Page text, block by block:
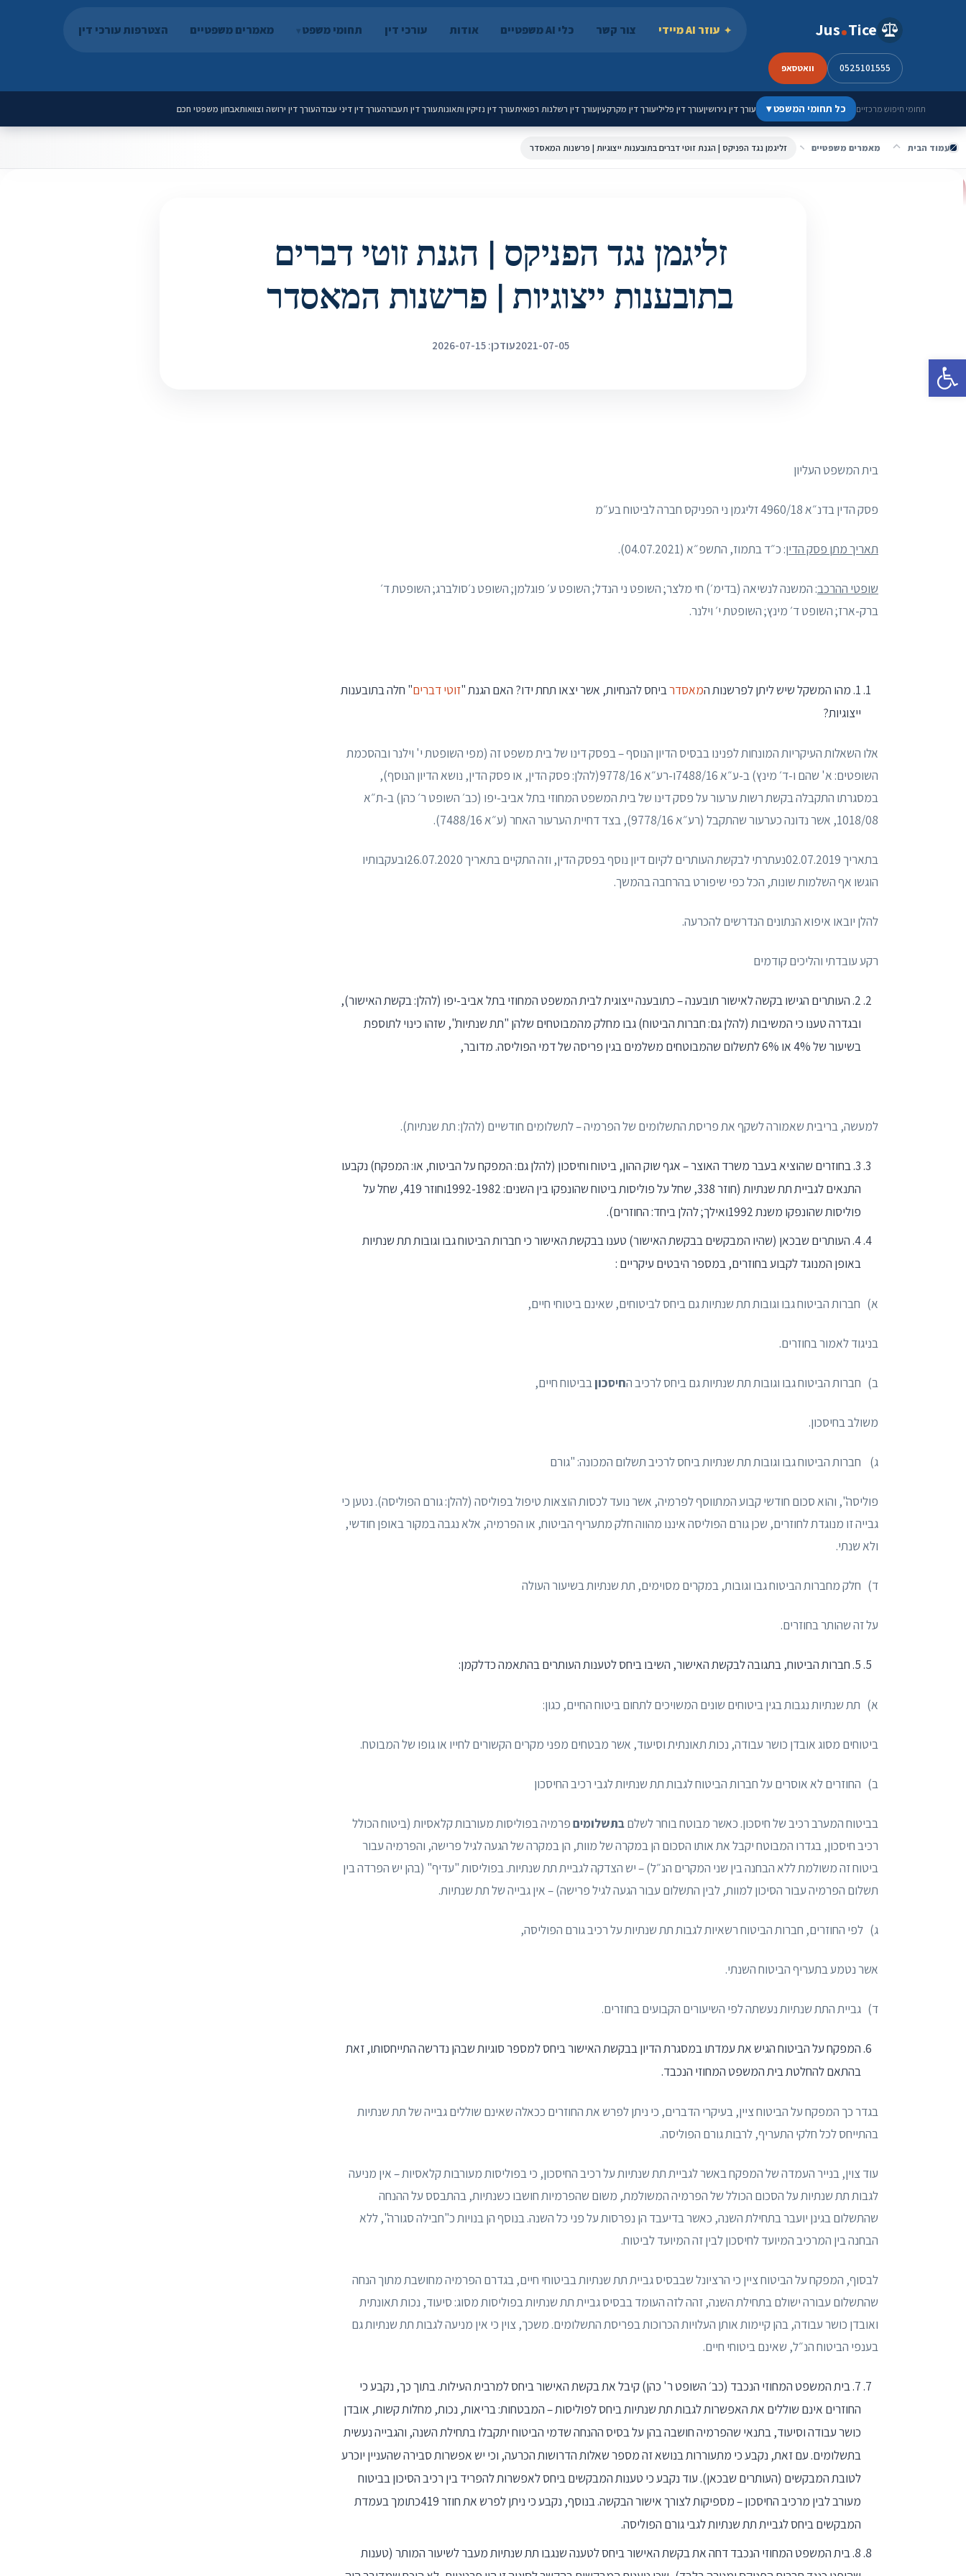
פתח סרגל נגישות
Jus Tice עוזר AI מיידי צור קשר כלי AI משפטיים אודות עורכי דין תחומי משפט מאמרים משפטיים הצטרפות עורכי דין
0525101555 וואטסאפ
תחומי חיפוש מרכזיים כל תחומי המשפט▾ עורך דין גירושיןעורך דין פליליעורך דין מקרקעיןעורך דין רשלנות רפואיתעורך דין נזיקין ותאונותעורך דין תעבורהעורך דין דיני עבודהעורך דין ירושה וצוואותאבחון משפטי חכם
עמוד הבית מאמרים משפטיים זליגמן נגד הפניקס | הגנת זוטי דברים בתובענות ייצוגיות | פרשנות המאסדר
זליגמן נגד הפניקס | הגנת זוטי דברים
בתובענות ייצוגיות | פרשנות המאסדר
2021-07-05עודכן: 2026-07-15
בית המשפט העליון
פסק הדין בדנ״א 4960/18 זליגמן ני הפניקס חברה לביטוח בע״מ
תאריך מתן פסק הדין: כ״ד בתמוז, התשפ״א (04.07.2021).
שופטי ההרכב: המשנה לנשיאה (בדימ׳) חי מלצר; השופט ני הנדל; השופט ע׳ פוגלמן; השופט נ׳סולברג; השופטת ד׳
ברק-ארז; השופט ד׳ מינץ; השופטת י׳ וילנר.
1. מהו המשקל שיש ליתן לפרשנות ה מאסדרביחס להנחיות, אשר יצאו תחת ידו? האם הגנת "זוטי דברים" חלה בתובענות
ייצוגיות?
אלו השאלות העיקריות המונחות לפנינו בבסיס הדיון הנוסף – בפסק דינו של בית משפט זה (מפי השופטת י' וילנר ובהסכמת
השופטים: א' שהם ו-ד׳ מינץ) ב-ע״א 7488/16ו-רע״א 9778/16(להלן: פסק הדין, או פסק הדין, נושא הדיון הנוסף),
במסגרתו התקבלה בקשת רשות ערעור על פסק דינו של בית המשפט המחוזי בתל אביב-יפו (כב׳ השופט ר׳ כהן) ב-ת״א
1018/08, אשר נדונה כערעור שהתקבל (רע״א 9778/16), בצד דחיית הערעור האחר (ע״א 7488/16).
בתאריך 02.07.2019נעתרתי לבקשת העותרים לקיום דיון נוסף בפסק הדין, וזה התקיים בתאריך 26.07.2020ובעקבותיו
הוגשו אף השלמות שונות, הכל כפי שיפורט בהרחבה בהמשך.
להלן יובאו איפוא הנתונים הנדרשים להכרעה.
רקע עובדתי והליכים קודמים
2. העותרים הגישו בקשה לאישור תובענה – כתובענה ייצוגית לבית המשפט המחוזי בתל אביב-יפו (להלן: בקשת האישור),
ובגדרה טענו כי המשיבות (להלן גם: חברות הביטוח) גבו מחלק מהמבוטחים שלהן "תת שנתיות", שזהו כינוי לתוספת
בשיעור של 4% או 6% לתשלום שהמבוטחים משלמים בגין פריסה של דמי הפוליסה. מדובר,
למעשה, בריבית שאמורה לשקף את פריסת התשלומים של הפרמיה – לתשלומים חודשיים (להלן: תת שנתיות).
3. בחוזרים שהוציא בעבר משרד האוצר – אגף שוק ההון, ביטוח וחיסכון (להלן גם: המפקח על הביטוח, או: המפקח) נקבעו
התנאים לגביית תת שנתיות (חוזר 338, שחל על פוליסות ביטוח שהונפקו בין השנים: 1992-1982וחוזר 419, שחל על
פוליסות שהונפקו משנת 1992ואילך; להלן ביחד: החוזרים).
4. העותרים שבכאן (שהיו המבקשים בבקשת האישור) טענו בבקשת האישור כי חברות הביטוח גבו וגובות תת שנתיות
באופן המנוגד לקבוע בחוזרים, במספר היבטים עיקריים :
א) חברות הביטוח גבו וגובות תת שנתיות גם ביחס לביטוחים, שאינם ביטוחי חיים,
בניגוד לאמור בחוזרים.
ב) חברות הביטוח גבו וגובות תת שנתיות גם ביחס לרכיב החיסכוןבביטוח חיים,
משולב בחיסכון.
ג) חברות הביטוח גבו וגובות תת שנתיות ביחס לרכיב תשלום המכונה: "גורם
פוליסה", והוא סכום חודשי קבוע המתווסף לפרמיה, אשר נועד לכסות הוצאות טיפול בפוליסה (להלן: גורם הפוליסה). נטען כי
גבייה זו מנוגדת לחוזרים, שכן גורם הפוליסה איננו מהווה חלק מתעריף הביטוח, או הפרמיה, אלא נגבה במקור באופן חודשי,
ולא שנתי.
ד) חלק מחברות הביטוח גבו וגובות, במקרים מסוימים, תת שנתיות בשיעור העולה
על זה שהותר בחוזרים.
5. חברות הביטוח, בתגובה לבקשת האישור, השיבו ביחס לטענות העותרים בהתאמה כדלקמן:
א) תת שנתיות נגבות בגין ביטוחים שונים המשויכים לתחום ביטוח החיים, כגון:
ביטוחים מסוג אובדן כושר עבודה, נכות תאונתית וסיעוד, אשר מבטחים מפני מקרים הקשורים לחייו או גופו של המבוטח.
ב) החוזרים לא אוסרים על חברות הביטוח לגבות תת שנתיות לגבי רכיב החיסכון
בביטוח המערב רכיב של חיסכון. כאשר מבוטח בוחר לשלםבתשלומיםפרמיה בפוליסות מעורבות קלאסיות (ביטוח הכולל
רכיב חיסכון, בגדרו המבוטח יקבל את אותו הסכום הן במקרה של מוות, הן במקרה של הגעה לגיל פרישה, והפרמיה עבור
ביטוח זה משולמת ללא הבחנה בין שני המקרים הנ״ל) – יש הצדקה לגביית תת שנתיות. בפוליסות "עדיף" (בהן יש הפרדה בין
תשלום הפרמיה עבור הסיכון למוות, לבין התשלום עבור הגעה לגיל פרישה) – אין גבייה של תת שנתיות.
ג) לפי החוזרים, חברות הביטוח רשאיות לגבות תת שנתיות על רכיב גורם הפוליסה,
אשר נטמע בתעריף הביטוח השנתי.
ד) גביית התת שנתיות נעשתה לפי השיעורים הקבועים בחוזרים.
המפקח על הביטוח הגיש את עמדתו במסגרת הדיון בבקשת האישור ביחס למספר סוגיות שבהן נדרשה התייחסותו, זאת
בהתאם להחלטת בית המשפט המחוזי הנכבד.
בגדר כך המפקח על הביטוח ציין, בעיקרי הדברים, כי ניתן לפרש את החוזרים ככאלה שאינם שוללים גבייה של תת שנתיות
בהתייחס לכל חלקי התעריף, לרבות גורם הפוליסה.
עוד צוין, בנייר העמדה של המפקח באשר לגביית תת שנתיות על רכיב החיסכון, כי בפוליסות מעורבות קלאסיות – אין מניעה
לגבות תת שנתיות על הסכום הכולל של הפרמיה המשולמת, משום שהפרמיות חושבו כשנתיות, בהתבסס על ההנחה
שהתשלום בגינן יועבר בתחילת השנה, כאשר בדיעבד הן נפרסות על פני כל השנה. בנוסף הן בנויות כ"חבילה סגורה", ללא
הבחנה בין המרכיב המיועד לחיסכון לבין זה המיועד לביטוח.
לבסוף, המפקח על הביטוח ציין כי הרציונל שבבסיס גביית תת שנתיות בביטוחי חיים, בגדרם הפרמיה מחושבת מתוך הנחה
שהתשלום עבורה ישולם בתחילת השנה, זהה לזה העומד בבסיס גביית תת שנתיות בפוליסות מסוג: סיעוד, נכות תאונתית
ואובדן כושר עבודה, בהן קיימות אותן העלויות הכרוכות בפריסת התשלומים. משכך, צוין כי אין מניעה לגבות תת שנתיות גם
בענפי הביטוח הנ״ל, שאינם ביטוחי חיים.
7. בית המשפט המחוזי הנכבד (כב׳ השופט ר' כהן) קיבל את בקשת האישור ביחס למרבית העילות. בתוך כך, נקבע כי
החוזרים אינם שוללים את האפשרות לגבות תת שנתיות ביחס לפוליסות – המבטחות: בריאות, נכות, מחלות קשות, אובדן
כושר עבודה וסיעוד, בתנאי שהפרמיה חושבה בהן על בסיס ההנחה שדמי הביטוח יתקבלו בתחילת השנה, והגבייה נעשית
בתשלומים. עם זאת, נקבע כי מתעוררות בנושא זה מספר שאלות הדרושות הכרעה, וכי יש אפשרות סבירה שהעניין יוכרע
לטובת המבקשים (העותרים שבכאן). עוד נקבע כי טענות המבקשים ביחס לאפשרות להפריד בין רכיב הסיכון בביטוח
מעורב לבין מרכיב החיסכון – מספיקות לצורך אישור הבקשה. בנוסף, נקבע כי ניתן לפרש את חוזר 419כתומך בעמדת
המבקשים ביחס לגביית תת שנתיות לגבי גורם הפוליסה.
8. בית המשפט המחוזי הנכבד דחה את בקשת האישור ביחס לטענה שנגבו תת שנתיות מעבר לשיעור המותר (טענות